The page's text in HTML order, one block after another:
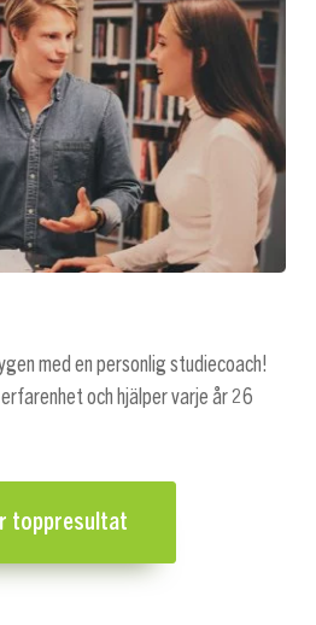
med en personlig studiecoach!
och hjälper varje år 26
toppresultat